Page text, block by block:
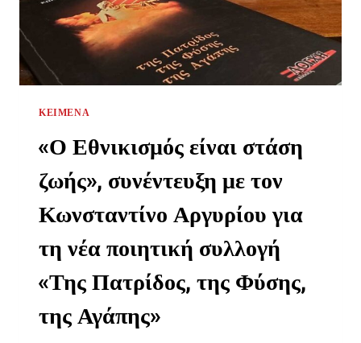
ΚΕΊΜΕΝΑ
«Ο Εθνικισμός είναι στάση
ζωής», συνέντευξη με τον
Κωνσταντίνο Αργυρίου για
τη νέα ποιητική συλλογή
«Της Πατρίδος, της Φύσης,
της Αγάπης»